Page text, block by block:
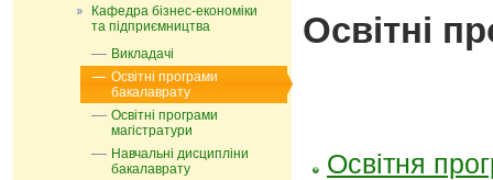
Кафедра бізнес-економіки
та підприємництва
Викладачі
Освітні програми
бакалаврату
Освітні програми
магістратури
Навчальні дисципліни
бакалаврату
Освітні
Освітня